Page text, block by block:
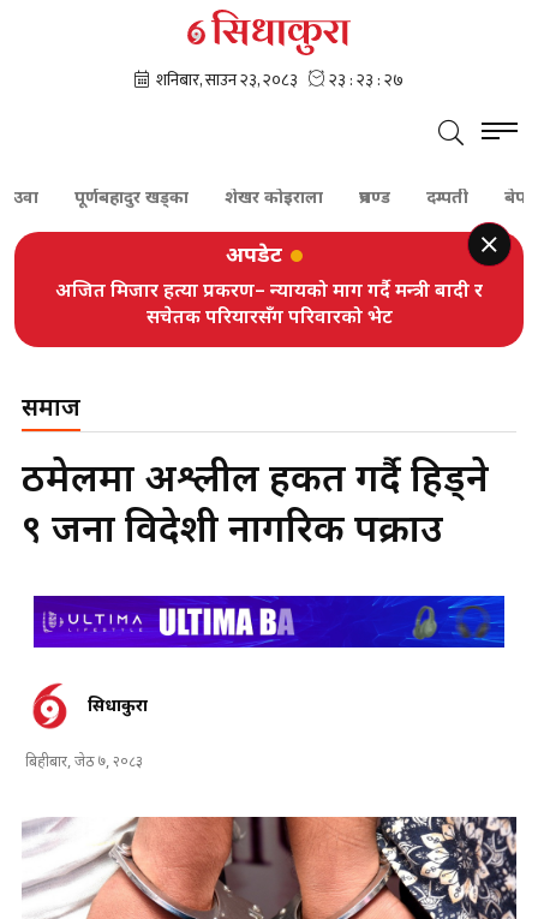
पूर्णबहादुर खड्का शेखर कोइराला प्रचण्ड दम्पती बेपत्ता
अपडेट
अजित मिजार हत्या प्रकरण– न्यायको माग गर्दै मन्त्री बादी र
सचेतक परियारसँग परिवारको भेट
समाज
ठमेलमा अश्लील हर्कत गर्दै हिड्ने
९ जना विदेशी नागरिक पक्राउ
सिधाकुरा
बिहीबार, जेठ ७, २०८३